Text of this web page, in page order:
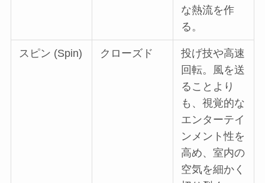
な熱流を作
る。
スピン (Spin) クローズド
投げ技や高速
回転。風を送
ることより
も、視覚的な
エンターテイ
ンメント性を
高め、室内の
空気を細かく